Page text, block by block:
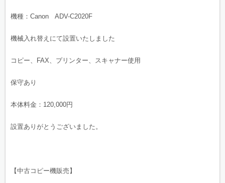
機種：Canon ADV-C2020F
機械入れ替えにて設置いたしました
コピー、FAX、プリンター、スキャナー使用
保守あり
本体料金：120,000円
設置ありがとうございました。
【中古コピー機販売】